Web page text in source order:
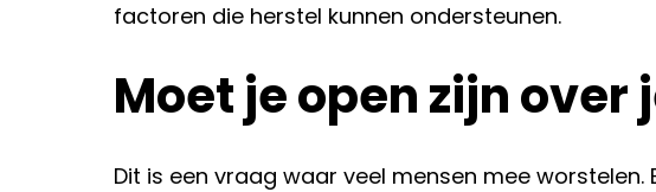
factoren die herstel kunnen ondersteunen.
Moet je open zijn
Dit is een vraag waar veel mensen mee